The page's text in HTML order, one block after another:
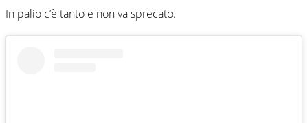
In palio c’è tanto e non va sprecato.